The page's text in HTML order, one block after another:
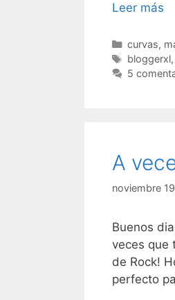
Leer más
curvas,
Etiquetas
bloggerxl,
5
A
noviembre
Buenos
veces que
de Rock!
perfecto